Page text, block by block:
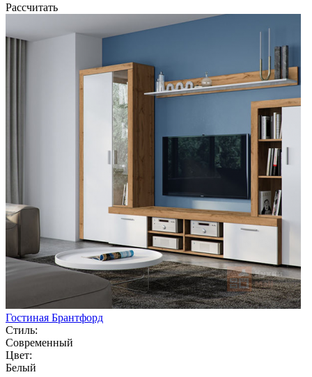
Рассчитать
Гостиная Брантфорд
Стиль:
Современный
Цвет:
Белый